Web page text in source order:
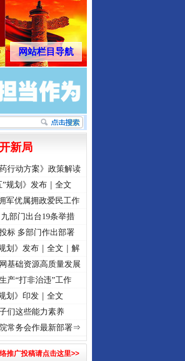
网站栏目导航
.. ·[视频]一首歌的时间，读懂乐至的“诗与远方”
新局
行动方案》政策解读
”规划》发布｜全文
军优属拥政爱民工作
部门出台19条举措
标 多部门作出部署
划》发布｜全文｜解
基础资源高质量发展
产“打非治违”工作
划》印发｜全文
们这些能力素养
常务会作最新部署⇒
推广投稿请点击这里>>